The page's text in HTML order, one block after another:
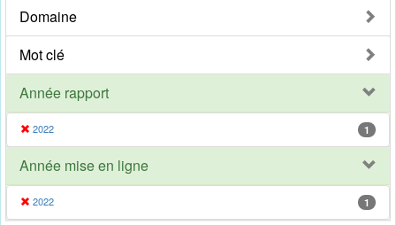
Domaine
Mot clé
Année rapport
2022 1
Année mise en ligne
2022 1